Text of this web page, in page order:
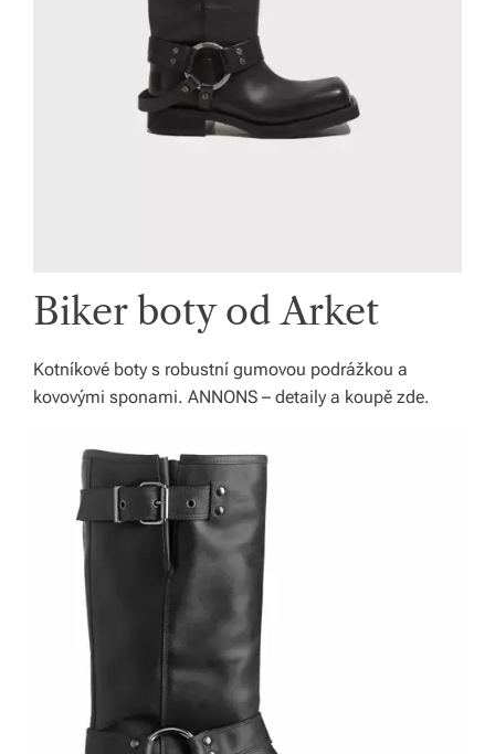
Biker boty od Arket
Kotníkové boty s robustní gumovou podrážkou a
kovovými sponami. ANNONS – detaily a koupě zde.